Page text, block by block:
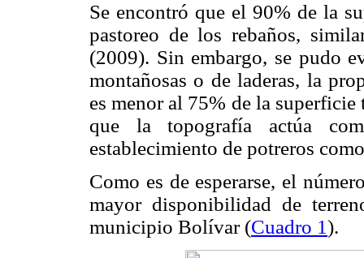
Se encontró que el 90% de la
pastoreo de los rebaños,
(2009). Sin embargo, se pudo
montañosas o de laderas, la
es menor al 75% de la
que la topografía actúa
establecimiento de potreros
Como es de esperarse, el
mayor disponibilidad de
municipio Bolívar (Cuadro 1).